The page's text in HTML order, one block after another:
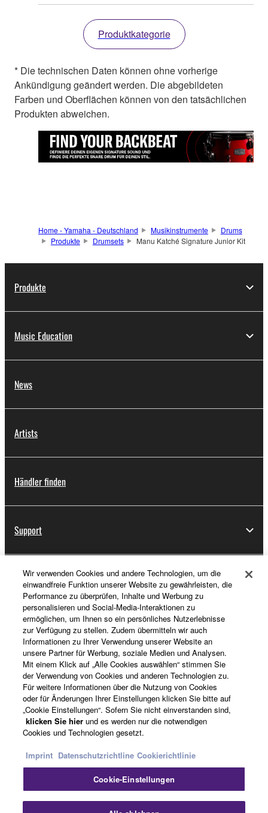
Produktkategorie
* Die technischen Daten können ohne vorherige
Ankündigung geändert werden. Die abgebildeten
Farben und Oberflächen können von den tatsächlichen
Produkten abweichen.
Home - Yamaha - Deutschland Musikinstrumente
Drums
Produkte
Drumsets Manu Katché Signature Junior Kit
Produkte
Music Education
News
Artists
Händler finden
Support
Registrierung von „Yamaha Music ID“
Über Yamaha
Deutschland - German
Business
Wir verwenden Cookies und andere Technologien, um die
einwandfreie Funktion unserer Website zu gewährleisten, die
Performance zu überprüfen, Inhalte und Werbung zu
personalisieren und Social-Media-Interaktionen zu
ermöglichen, um Ihnen so ein persönliches Nutzerlebnisse
zur Verfügung zu stellen. Zudem übermitteln wir auch
Informationen zu Ihrer Verwendung unserer Website an
unsere Partner für Werbung, soziale Medien und Analysen.
Mit einem Klick auf „Alle Cookies auswählen“ stimmen Sie
der Verwendung von Cookies und anderen Technologien zu.
Für weitere Informationen über die Nutzung von Cookies
oder für Änderungen Ihrer Einstellungen klicken Sie bitte auf
„Cookie Einstellungen“. Sofern Sie nicht einverstanden sind,
klicken Sie hier und es werden nur die notwendigen
Cookies und Technologien gesetzt.
Imprint Datenschutzrichtline Cookierichtlinie
Cookie-Einstellungen